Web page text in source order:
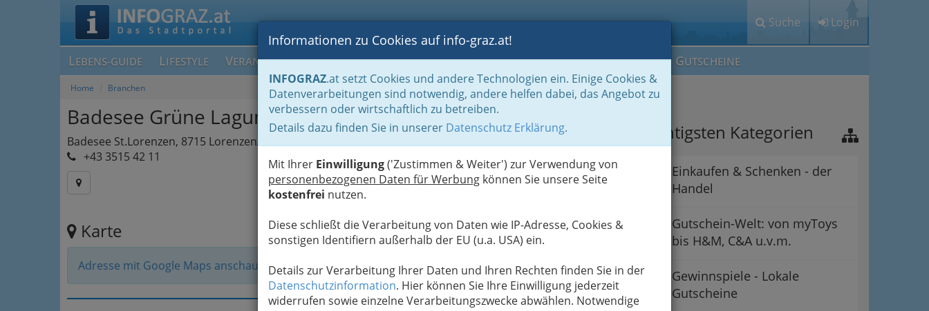
Suche Login
LEBENS-GUIDE LIFESTYLE VERANSTALTUNGEN BLOGS FOTOS GASTRONOMIE BRANCHEN MEIN IG GUTSCHEINE
Informationen zu Cookies auf info-graz.at!
INFOGRAZ.at setzt Cookies und andere Technologien ein. Einige Cookies &
Datenverarbeitungen sind notwendig, andere helfen dabei, das Angebot zu
verbessern oder wirtschaftlich zu betreiben.
Details dazu finden Sie in unserer Datenschutz Erklärung.
Mit Ihrer Einwilligung('Zustimmen & Weiter') zur Verwendung von
personenbezogenen Daten für Werbung können Sie unsere Seite
kostenfrei nutzen.
Diese schließt die Verarbeitung von Daten wie IP-Adresse, Cookies &
sonstigen Identifiern außerhalb der EU (u.a. USA) ein.
Details zur Verarbeitung Ihrer Daten und Ihren Rechten finden Sie in der
Datenschutzinformation. Hier können Sie Ihre Einwilligung jederzeit
widerrufen sowie einzelne Verarbeitungszwecke abwählen. Notwendige
Home Branchen
Badesee Grüne Lagune
Badesee St.Lorenzen, 8715 Lorenzen/Knittelfeld
+43 3515 42 11
Karte
Adresse mit Google Maps anschauen
Die wichtigsten Kategorien
Einkaufen & Schenken - der
Handel
Gutschein-Welt: von myToys
bis H&M, C&A u.v.m.
Gewinnspiele - Lokale
Gutscheine